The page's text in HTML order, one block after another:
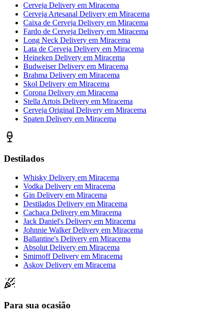
Cerveja Delivery em Miracema
Cerveja Artesanal Delivery em Miracema
Caixa de Cerveja Delivery em Miracema
Fardo de Cerveja Delivery em Miracema
Long Neck Delivery em Miracema
Lata de Cerveja Delivery em Miracema
Heineken Delivery em Miracema
Budweiser Delivery em Miracema
Brahma Delivery em Miracema
Skol Delivery em Miracema
Corona Delivery em Miracema
Stella Artois Delivery em Miracema
Cerveja Original Delivery em Miracema
Spaten Delivery em Miracema
Destilados
Whisky Delivery em Miracema
Vodka Delivery em Miracema
Gin Delivery em Miracema
Destilados Delivery em Miracema
Cachaça Delivery em Miracema
Jack Daniel's Delivery em Miracema
Johnnie Walker Delivery em Miracema
Ballantine's Delivery em Miracema
Absolut Delivery em Miracema
Smirnoff Delivery em Miracema
Askov Delivery em Miracema
Para sua ocasião